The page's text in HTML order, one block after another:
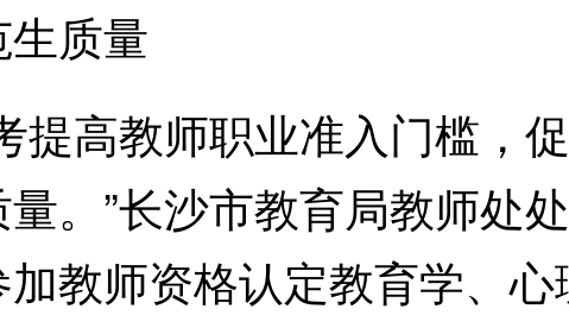
质量
高教师职业准入门槛，
。”长沙市教育局教师处
教师资格认定教育学、